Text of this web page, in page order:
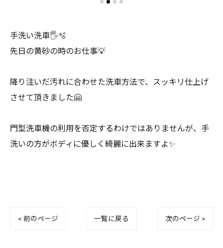
手洗い洗車🖐️🫧
先日の黄砂の時のお仕事💡
降り注いだ汚れに合わせた洗車方法で、スッキリ仕上げ
させて頂きました🤗
門型洗車機の利用を否定するわけではありませんが、手
洗いの方がボディに優しく綺麗に出来ますよ✨️
< 前のページ 一覧に戻る 次のページ >